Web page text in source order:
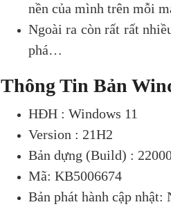
nền của mình trên mỗi
Ngoài ra còn rất rất
phá…
Thông Tin Bản
HĐH : Windows 11
Version : 21H2
Bản dựng (Build) :
Mã: KB5006674
Bản phát hành cập nhật: